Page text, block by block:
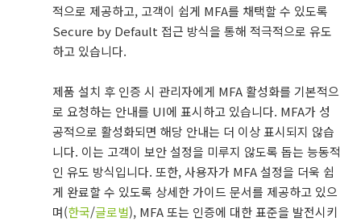
적으로 제공하고, 고객이 쉽게 MFA를 채택할 수 있도록
Secure by Default 접근 방식을 통해 적극적으로 유도
하고 있습니다.
제품 설치 후 인증 시 관리자에게 MFA 활성화를 기본적으
로 요청하는 안내를 UI에 표시하고 있습니다. MFA가 성
공적으로 활성화되면 해당 안내는 더 이상 표시되지 않습
니다. 이는 고객이 보안 설정을 미루지 않도록 돕는 능동적
인 유도 방식입니다. 또한, 사용자가 MFA 설정을 더욱 쉽
게 완료할 수 있도록 상세한 가이드 문서를 제공하고 있으
며(한국/글로벌), MFA 또는 인증에 대한 표준을 발전시키